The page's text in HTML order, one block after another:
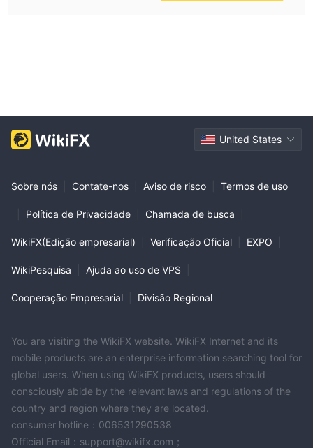
United States
Sobre nós Contate-nos Aviso de risco Termos de uso
Política de Privacidade Chamada de busca
WikiFX(Edição empresarial) Verificação Oficial EXPO
WikiPesquisa Ajuda ao uso de VPS
Cooperação Empresarial Divisão Regional
You are visiting the WikiFX website. WikiFX Internet and its
mobile products are an enterprise information searching tool for
global users. When using WikiFX products, users should
consciously abide by the relevant laws and regulations of the
country and region where they are located.
consumer hotline：006531290538
Official Email：support@wikifx.com；